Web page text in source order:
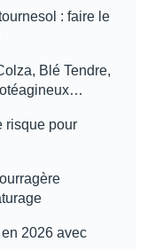
: faire le
Blé Tendre,
risque pour
2026 avec